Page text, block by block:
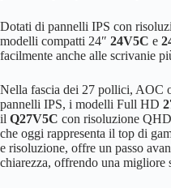
Dotati di pannelli IPS con
modelli compatti 24″ 24V5C e
facilmente anche alle scrivanie
Nella fascia dei 27 pollici, AOC
pannelli IPS, i modelli Full HD
il Q27V5C con risoluzione
che oggi rappresenta il top di
e risoluzione, offre un passo
chiarezza, offrendo una migliore